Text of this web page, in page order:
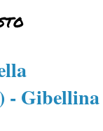
- Gibellina